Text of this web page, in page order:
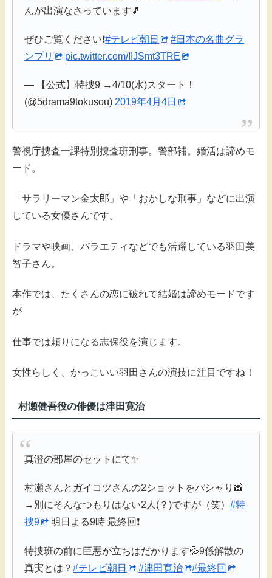
んが出演なさっています🎵
ぜひご覧ください❗️#テレビ朝日
#日本の名曲グラ
ンプリ
pic.twitter.com/IIJSmt3TRE
— 【公式】特捜9 →4/10(水)スタート！
(@5drama9tokusou)2019年4月4日
警視庁捜査一課特別捜査班刑事。警部補。婚活は諦めモ
ード。
「サラリーマン金太郎」や「おかしな刑事」などに出演
している女優さんです。
ドラマや映画、バラエティなどでも活躍している羽田美
智子さん。
本作では、たくさんの恋に破れて結婚は諦めモードです
が
仕事では頼りになる志保役を演じます。
女性らしく、かっこいい羽田さんの演技に注目ですね！
村瀬健吾役の俳優は津田寛治
真澄の部屋のセットにて✨
村瀬さんとガイコツさんの2ショットをパシャり📸
→別にそんなつもりはない2人(？)ですが（笑）#特
捜9
明日よる9時 最終回❗️
特捜班の前に巨悪が立ちはだかります💦9係解散の
真実とは？#テレビ朝日 #津田寛治
#最終回